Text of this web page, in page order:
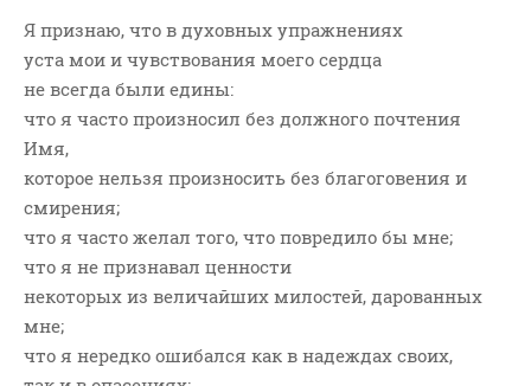
ГЛАВНАЯ
МОИ КНИГИ
СЛОВО-АУДИО
РУБРИКИ
Аудио
Беседы По Бытие
Заметки
Я признаю, что в духовных упражнениях
уста мои и чувствования моего сердца
не всегда были едины:
что я часто произносил без должного почтения
Имя,
которое нельзя произносить без благоговения и
смирения;
что я часто желал того, что повредило бы мне;
что я не признавал ценности
некоторых из величайших милостей, дарованных
мне;
что я нередко ошибался как в надеждах своих,